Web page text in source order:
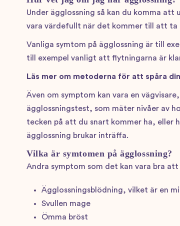
Under ägglossning så kan du komma att
vara värdefullt när det kommer till att ta
Vanliga symtom på ägglossning är till
till exempel vanligt att flytningarna är
Läs mer om metoderna för att spåra
Även om symptom kan vara en
ägglossningstest, som mäter nivåer av
tecken på att du snart kommer ha, eller
ägglossning brukar inträffa.
Vilka är symtomen på ägglossning?
Andra symptom som det kan vara bra
Ägglossningsblödning, vilket är en
Svullen mage
Ömma bröst